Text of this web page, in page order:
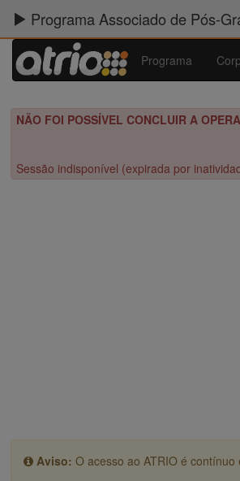
Programa Associado de Pós-
Programa
NÃO FOI POSSÍVEL CONCLUIR A
Sessão indisponível (expirada por
Aviso: O acesso ao ATRIO é